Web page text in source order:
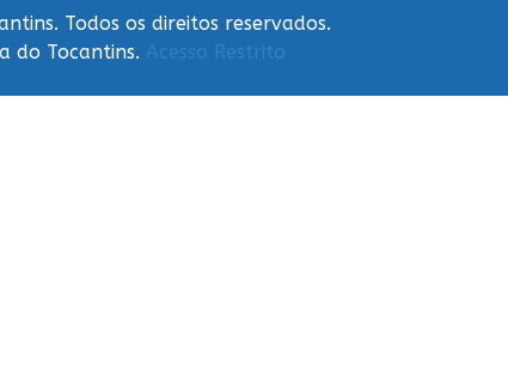
Todos os direitos reservados.
do Tocantins.